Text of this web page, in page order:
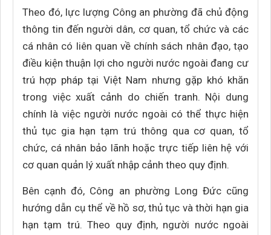
Theo đó, lực lượng Công an phường đã chủ động
thông tin đến người dân, cơ quan, tổ chức và các
cá nhân có liên quan về chính sách nhân đạo, tạo
điều kiện thuận lợi cho người nước ngoài đang cư
trú hợp pháp tại Việt Nam nhưng gặp khó khăn
trong việc xuất cảnh do chiến tranh. Nội dung
chính là việc người nước ngoài có thể thực hiện
thủ tục gia hạn tạm trú thông qua cơ quan, tổ
chức, cá nhân bảo lãnh hoặc trực tiếp liên hệ với
cơ quan quản lý xuất nhập cảnh theo quy định.
Bên cạnh đó, Công an phường Long Đức cũng
hướng dẫn cụ thể về hồ sơ, thủ tục và thời hạn gia
hạn tạm trú. Theo quy định, người nước ngoài